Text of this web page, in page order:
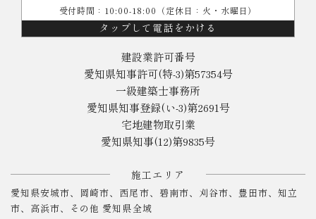
受付時間：10:00-18:00（定休日：火・水曜日）
タップして電話をかける
建設業許可番号
愛知県知事許可(特-3)第57354号
一級建築士事務所
愛知県知事登録(い-3)第2691号
宅地建物取引業
愛知県知事(12)第9835号
施工エリア
愛知県安城市、岡崎市、西尾市、碧南市、刈谷市、豊田市、知立
市、高浜市、その他 愛知県全域